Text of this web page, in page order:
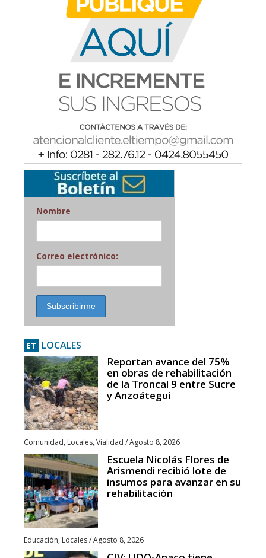
Nombre
Correo electrónico:
ET LOCALES
Reportan avance del 75%
en obras de rehabilitación
de la Troncal 9 entre Sucre
y Anzoátegui
Comunidad, Locales, Vialidad /Agosto 8, 2026
Escuela Nicolás Flores de
Arismendi recibió lote de
insumos para avanzar en su
rehabilitación
Educación, Locales/Agosto 8, 2026